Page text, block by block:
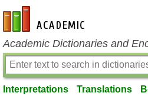
en-academic.com
Academic Dictionaries and
Interpretations Translations